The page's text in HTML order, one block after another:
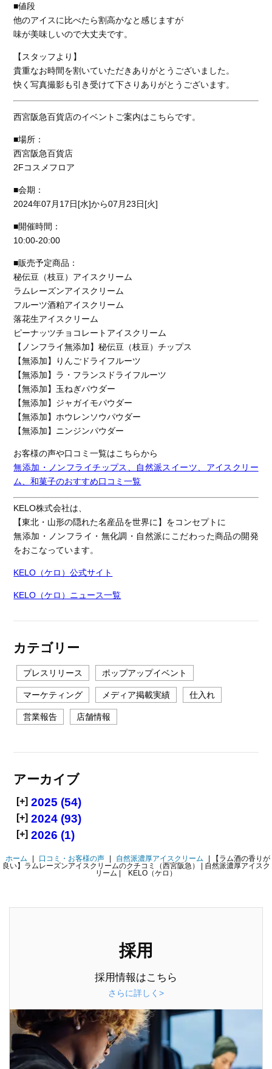
■値段
他のアイスに比べたら割高かなと感じますが
味が美味しいので大丈夫です。
【スタッフより】
貴重なお時間を割いていただきありがとうございました。
快く写真撮影も引き受けて下さりありがとうございます。
西宮阪急百貨店のイベントご案内はこちらです。
■場所：
西宮阪急百貨店
2Fコスメフロア
■会期：
2024年07月17日[水]から07月23日[火]
■開催時間：
10:00-20:00
■販売予定商品：
秘伝豆（枝豆）アイスクリーム
ラムレーズンアイスクリーム
フルーツ酒粕アイスクリーム
落花生アイスクリーム
ピーナッツチョコレートアイスクリーム
【ノンフライ無添加】秘伝豆（枝豆）チップス
【無添加】りんごドライフルーツ
【無添加】ラ・フランスドライフルーツ
【無添加】玉ねぎパウダー
【無添加】ジャガイモパウダー
【無添加】ホウレンソウパウダー
【無添加】ニンジンパウダー
お客様の声や口コミ一覧はこちらから
無添加・ノンフライチップス、自然派スイーツ、アイスクリー
ム、和菓子のおすすめ口コミ一覧
KELO株式会社は、
【東北・山形の隠れた名産品を世界に】をコンセプトに
無添加・ノンフライ・無化調・自然派にこだわった商品の開発
をおこなっています。
KELO（ケロ）公式サイト
KELO（ケロ）ニュース一覧
カテゴリー
プレスリリース ポップアップイベント
マーケティング メディア掲載実績 仕入れ
営業報告 店舗情報
アーカイブ
[+] 2025 (54)
[+] 2024 (93)
[+] 2026 (1)
ホーム 口コミ・お客様の声 自然派濃厚アイスクリーム
【ラム酒の香りが
良い】ラムレーズンアイスクリームのクチコミ（西宮阪急） | 自然派濃厚アイスク
リーム | KELO（ケロ）
採用
採用情報はこちら
さらに詳しく>